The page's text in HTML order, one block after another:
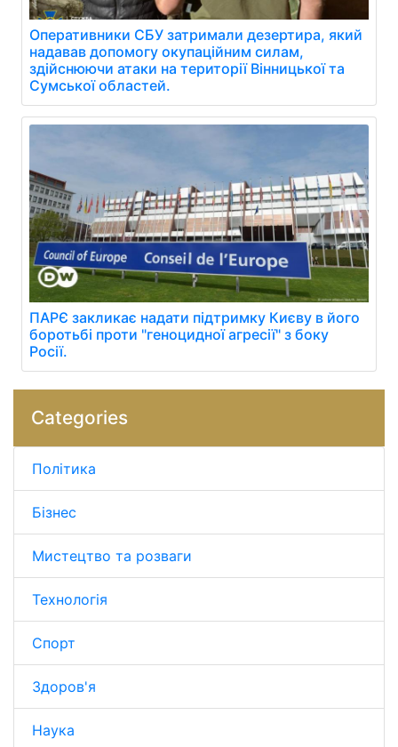
Оперативники СБУ затримали дезертира, який
надавав допомогу окупаційним силам,
здійснюючи атаки на території Вінницької та
Сумської областей.
ПАРЄ закликає надати підтримку Києву в його
боротьбі проти "геноцидної агресії" з боку
Росії.
Categories
Політика
Бізнес
Мистецтво та розваги
Технологія
Спорт
Здоров'я
Наука